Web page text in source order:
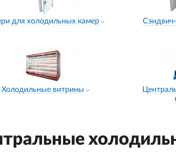
для холодильных камер
Холодильные витрины